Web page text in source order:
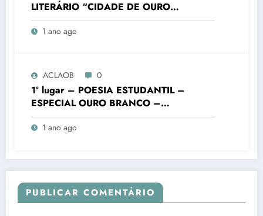
LITERÁRIO “CIDADE DE OURO
BRANCO”
1 ano ago
ACLAOB 0
1° lugar – POESIA ESTUDANTIL –
ESPECIAL OURO BRANCO –
FUNDAMENTAL FINAIS – Colégio
Batista Mineiro Unid. Ouro Branco – VIII
1 ano ago
PUBLICAR COMENTÁRIO